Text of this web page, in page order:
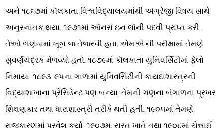
અને ૧૮૬૭માં કૉલકાતા વિશ્વવિદ્યાલયમાંથી અંગ્રેજી વિષય સાથે
અનુસ્નાતક થયા. ૧૯૭૧માં ઑનર્સ ઇન લૉની પદવી પ્રાપ્ત કરી.
તેઓ ભણવામાં ખૂબ જ તેજસ્વી હતા. એમ.એ.ની પરીક્ષામાં તેમણે
સુવર્ણચંદ્રક મેળવ્યો હતો. ૧૮૭૯માં કૉલકાતા યુનિવર્સિટીમાં ફેલો
નિમાયા. ૧૮૯૩-૯૫ના ગાળામાં યુનિવર્સિટીની કાયદાશાસ્ત્રની
વિદ્યાશાખાના પ્રેસિડેન્ટ પણ બન્યા. તેમની ગણના બંગાળના પ્રખર
શિક્ષણકાર તથા ધારાશાસ્ત્રી તરીકે થતી હતી. ૧૯૦૫માં તેમણે
રાજકારણમાં પ્રવેશ કર્યો. ૧૯૦૭માં સૂરત ખાતે તથા ૧૯૦૮માં ચેન્નાઈ